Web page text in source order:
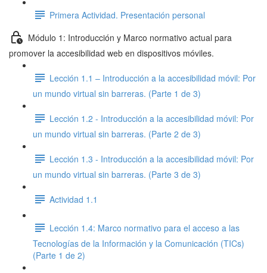
Primera Actividad. Presentación personal
Módulo 1: Introducción y Marco normativo actual para
promover la accesibilidad web en dispositivos móviles.
Lección 1.1 – Introducción a la accesibilidad móvil: Por
un mundo virtual sin barreras. (Parte 1 de 3)
Lección 1.2 - Introducción a la accesibilidad móvil: Por
un mundo virtual sin barreras. (Parte 2 de 3)
Lección 1.3 - Introducción a la accesibilidad móvil: Por
un mundo virtual sin barreras. (Parte 3 de 3)
Actividad 1.1
Lección 1.4: Marco normativo para el acceso a las
Tecnologías de la Información y la Comunicación (TICs)
(Parte 1 de 2)